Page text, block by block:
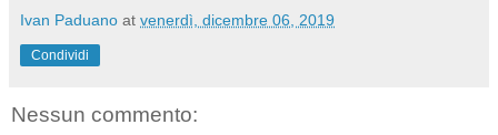
Ivan Paduano at venerdì, dicembre 06, 2019
Condividi
Nessun commento: